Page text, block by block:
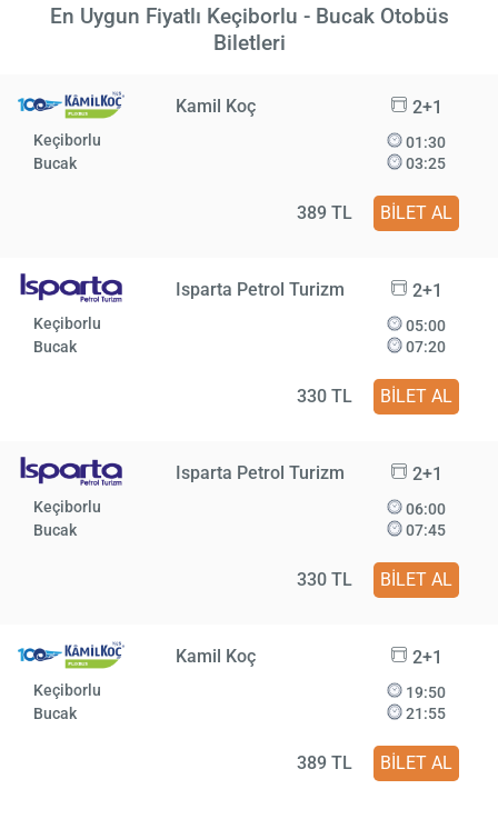
En Uygun Fiyatlı Keçiborlu - Bucak Otobüs
Biletleri
Kamil Koç 2+1
Keçiborlu
Bucak
01:30
03:25
389 TL BİLET AL
Isparta Petrol Turizm 2+1
Keçiborlu
Bucak
05:00
07:20
330 TL BİLET AL
Isparta Petrol Turizm 2+1
Keçiborlu
Bucak
06:00
07:45
330 TL BİLET AL
Kamil Koç 2+1
Keçiborlu
Bucak
19:50
21:55
389 TL BİLET AL